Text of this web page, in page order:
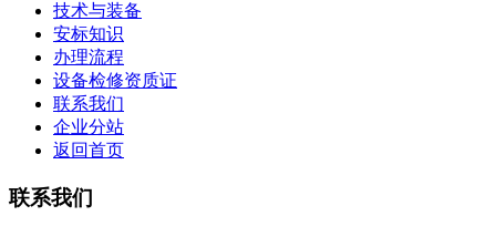
技术与装备
安标知识
办理流程
设备检修资质证
联系我们
企业分站
返回首页
联系我们